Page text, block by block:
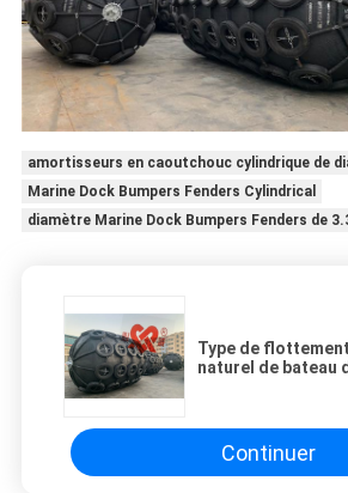
amortisseurs en caoutchouc cylindrique de
Marine Dock Bumpers Fenders Cylindrical
diamètre Marine Dock Bumpers Fenders de
Type de
naturel de bateau
Continuer